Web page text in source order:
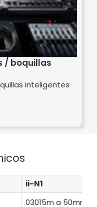
/ boquillas
inteligentes
ii-N1
03015m a 50mm x